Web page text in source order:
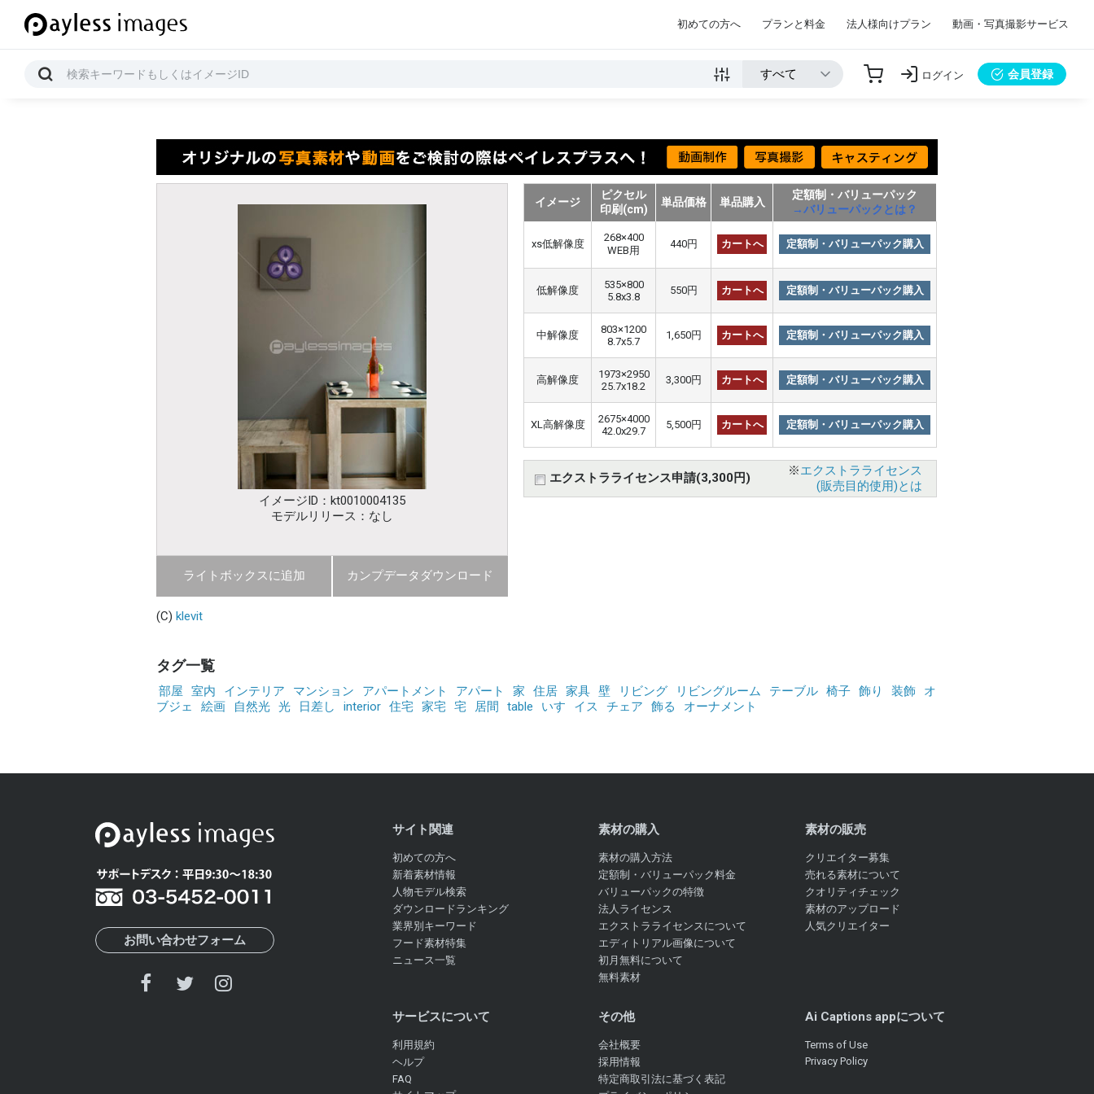
初めての方へ プランと料金 法人様向けプラン 動画・写真撮影サービス
ログイン 会員登録
イメージID：kt0010004135
モデルリリース：なし
ライトボックスに追加 カンプデータダウンロード
イメージ
ピクセル
印刷(cm)
単品価格 単品購入
定額制・バリューパック
→バリューパックとは？
xs低解像度
268×400
WEB用
440円 カートへ 定額制・バリューパック購入
低解像度
535×800
5.8x3.8
550円 カートへ 定額制・バリューパック購入
中解像度
803×1200
8.7x5.7
1,650円 カートへ 定額制・バリューパック購入
高解像度
1973×2950
25.7x18.2
3,300円 カートへ 定額制・バリューパック購入
XL高解像度
2675×4000
42.0x29.7
5,500円 カートへ 定額制・バリューパック購入
エクストラライセンス申請(3,300円) ※エクストラライセンス
(販売目的使用)とは
(C) klevit
タグ一覧
部屋 室内 インテリア マンション アパートメント アパート 家 住居 家具 壁 リビング リビングルーム テーブル 椅子 飾り 装飾
オ
ブジェ
絵画 自然光 光 日差し interior 住宅 家宅 宅 居間 table いす イス チェア 飾る オーナメント
お問い合わせフォーム
サイト関連
初めての方へ
新着素材情報
人物モデル検索
ダウンロードランキング
業界別キーワード
フード素材特集
ニュース一覧
素材の購入
素材の購入方法
定額制・バリューパック料金
バリューパックの特徴
法人ライセンス
エクストラライセンスについて
エディトリアル画像について
初月無料について
無料素材
素材の販売
クリエイター募集
売れる素材について
クオリティチェック
素材のアップロード
人気クリエイター
サービスについて
利用規約
ヘルプ
FAQ
その他
会社概要
採用情報
特定商取引法に基づく表記
Ai Captions appについて
Terms of Use
Privacy Policy